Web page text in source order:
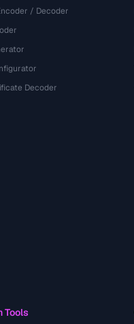
/ Decoder
Decoder
Tools